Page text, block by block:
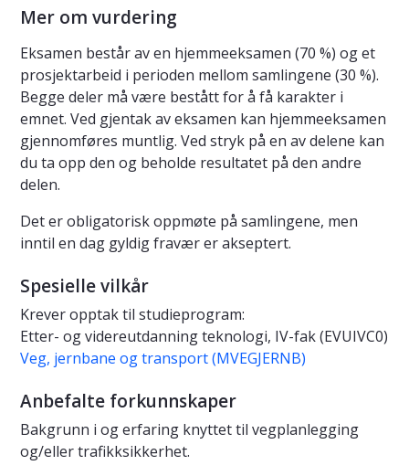
Mer om vurdering
Eksamen består av en hjemmeeksamen (70 %) og et
prosjektarbeid i perioden mellom samlingene (30 %).
Begge deler må være bestått for å få karakter i
emnet. Ved gjentak av eksamen kan hjemmeeksamen
gjennomføres muntlig. Ved stryk på en av delene kan
du ta opp den og beholde resultatet på den andre
delen.
Det er obligatorisk oppmøte på samlingene, men
inntil en dag gyldig fravær er akseptert.
Spesielle vilkår
Krever opptak til studieprogram:
Etter- og videreutdanning teknologi, IV-fak (EVUIVC0)
Veg, jernbane og transport (MVEGJERNB)
Anbefalte forkunnskaper
Bakgrunn i og erfaring knyttet til vegplanlegging
og/eller trafikksikkerhet.